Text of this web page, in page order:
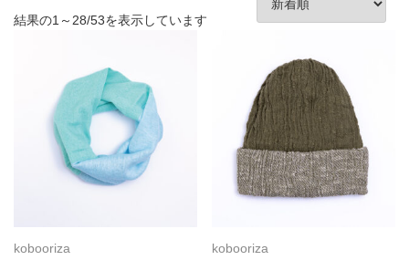
結果の1～28/53を表示しています
kobooriza
kobooriza